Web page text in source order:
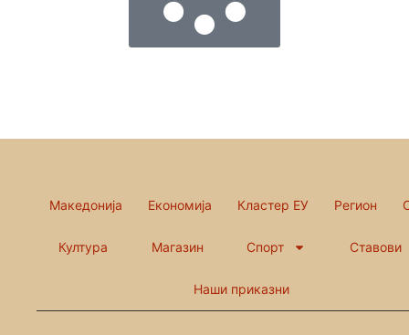
Македонија Економија Кластер ЕУ Регион
Култура Магазин Спорт Ставови
Наши приказни